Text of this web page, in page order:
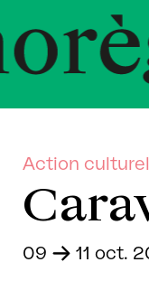
Action
09 - 11 oct.